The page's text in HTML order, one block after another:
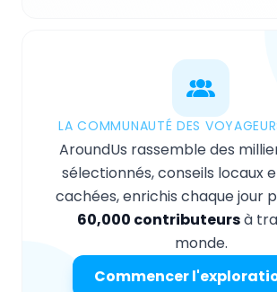
LA COMMUNAUTÉ DES
AroundUs rassemble des
sélectionnés, conseils locaux
cachées, enrichis chaque jour
60,000 contributeursà
monde.
Commencer